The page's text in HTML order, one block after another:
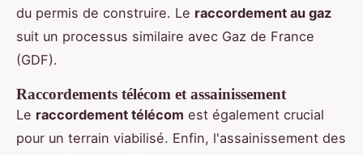
du permis de construire. Le raccordement au gaz
suit un processus similaire avec Gaz de France
(GDF).
Raccordements télécom et assainissement
Le raccordement télécom est également crucial
pour un terrain viabilisé. Enfin, l'assainissement des